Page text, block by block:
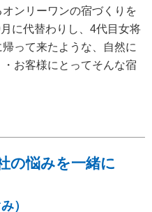
ンリーワンの宿づくりを
に代替わりし、4代目女将
って来たような、自然に
お客様にとってそんな宿
の悩みを一緒に
）